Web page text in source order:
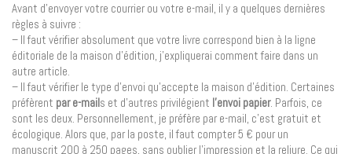
Avant d’envoyer votre courrier ou votre e-mail, il y a quelques dernières
règles à suivre :
– Il faut vérifier absolument que votre livre correspond bien à la ligne
éditoriale de la maison d’édition, j’expliquerai comment faire dans un
autre article.
– Il faut vérifier le type d’envoi qu’accepte la maison d’édition. Certaines
préfèrent par e-mails et d’autres privilégient l’envoi papier. Parfois, ce
sont les deux. Personnellement, je préfère par e-mail, c’est gratuit et
écologique. Alors que, par la poste, il faut compter 5 € pour un
manuscrit 200 à 250 pages, sans oublier l’impression et la reliure. Ce qui